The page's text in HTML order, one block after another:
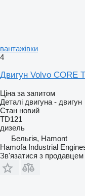
вантажівки
4
Двигун Volvo CORE
Ціна за запитом
Деталі двигуна - двигун
Стан новий
TD121
дизель
Бельгія, Hamont
Hamofa Industrial
Зв'язатися з продавцем